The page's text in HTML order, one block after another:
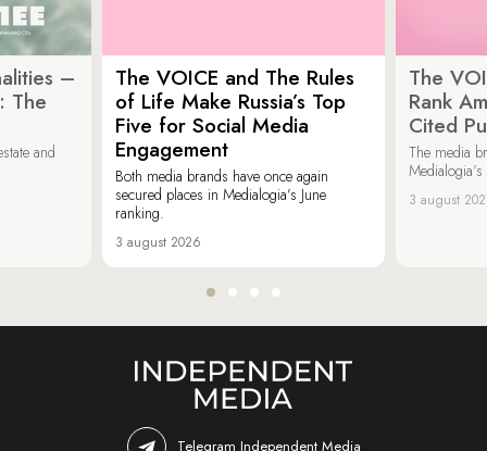
–
The
and
The VOICE and The Rules
of Life Make Russia’s Top
Five for Social Media
Engagement
Both media brands have once again
secured places in Medialogia’s June
ranking.
3 august 2026
The
Rank
Cited
The media
3 august
Telegram Independent Media